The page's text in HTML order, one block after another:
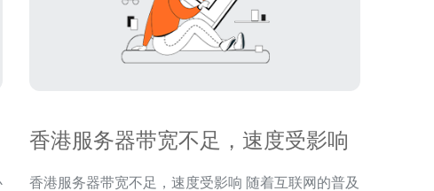
香港服务器带宽不足，速度受影响
香港服务器带宽不足，速度受影响 随着互联网的普及